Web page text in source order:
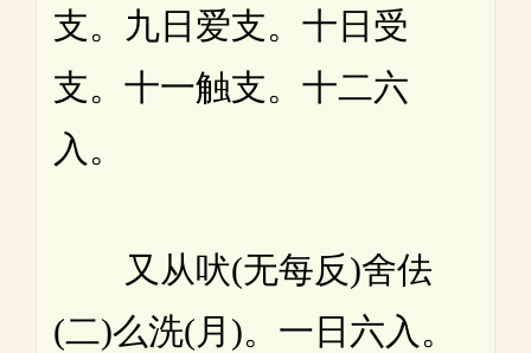
支。九日爱支。十日受
支。十一触支。十二六
入。
又从吠(无每反)舍佉
(二)么洗(月)。一日六入。